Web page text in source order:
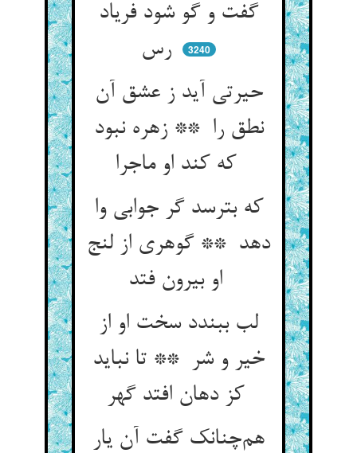
گفت و گو شود فریاد
3240
حیرتی آید ز عشق آن
نطق را ** زهره نبود
که بترسد گر جوابی وا
دهد ** گوهری از لنج
لب ببندد سخت او از
خیر و شر ** تا نباید
هم‌چنانک گفت آن یار